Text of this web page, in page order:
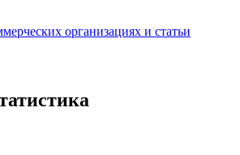
организациях и статьи